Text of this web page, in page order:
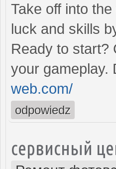
Take off into
luck and skills
Ready to start?
your gameplay.
web.com/
odpowiedz
сервисный